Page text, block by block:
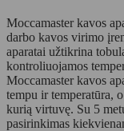
Moccamaster kavos
darbo kavos virimo
aparatai užtikrina
kontroliuojamos
Moccamaster kavos
tempu ir temperatūra,
kurią virtuvę. Su 5
pasirinkimas